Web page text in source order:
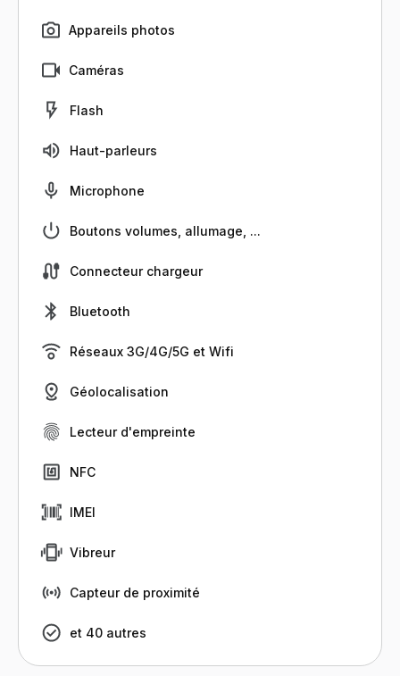
Appareils photos
Caméras
Flash
Haut-parleurs
Microphone
Boutons volumes, allumage, ...
Connecteur chargeur
Bluetooth
Réseaux 3G/4G/5G et Wifi
Géolocalisation
Lecteur d'empreinte
NFC
IMEI
Vibreur
Capteur de proximité
et 40 autres